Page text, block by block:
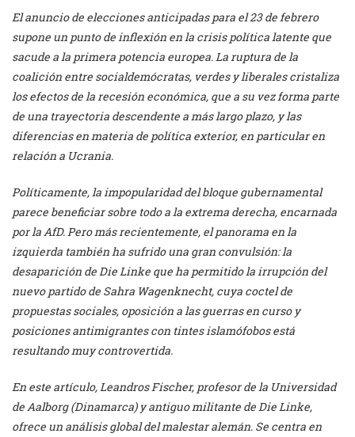
El anuncio de elecciones anticipadas para el 23 de febrero
supone un punto de inflexión en la crisis política latente que
sacude a la primera potencia europea. La ruptura de la
coalición entre socialdemócratas, verdes y liberales cristaliza
los efectos de la recesión económica, que a su vez forma parte
de una trayectoria descendente a más largo plazo, y las
diferencias en materia de política exterior, en particular en
relación a Ucrania.
Políticamente, la impopularidad del bloque gubernamental
parece beneficiar sobre todo a la extrema derecha, encarnada
por la AfD. Pero más recientemente, el panorama en la
izquierda también ha sufrido una gran convulsión: la
desaparición de Die Linke que ha permitido la irrupción del
nuevo partido de Sahra Wagenknecht, cuya coctel de
propuestas sociales, oposición a las guerras en curso y
posiciones antimigrantes con tintes islamófobos está
resultando muy controvertida.
En este artículo, Leandros Fischer, profesor de la Universidad
de Aalborg (Dinamarca) y antiguo militante de Die Linke,
ofrece un análisis global del malestar alemán. Se centra en